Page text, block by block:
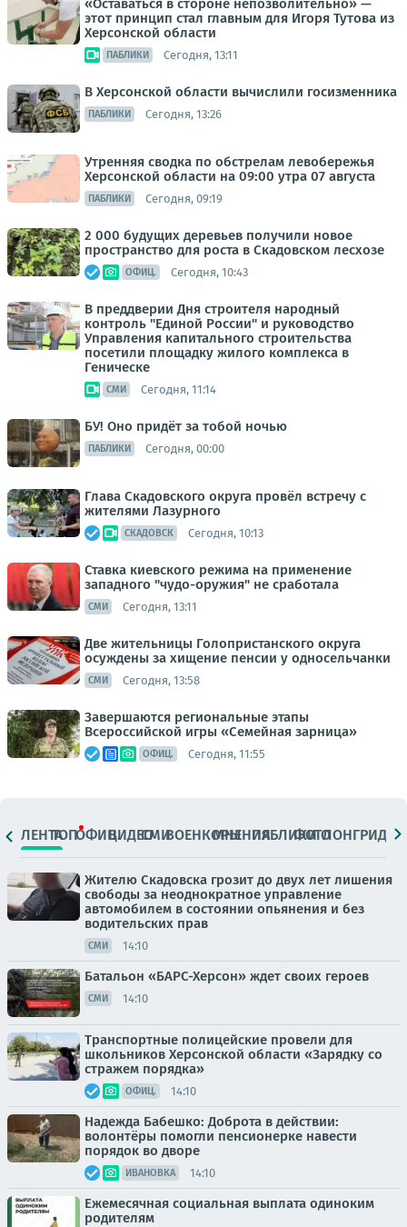
«Оставаться в стороне непозволительно» —
этот принцип стал главным для Игоря Тутова из
Херсонской области
ПАБЛИКИ Сегодня, 13:11
В Херсонской области вычислили госизменника
ПАБЛИКИ Сегодня, 13:26
Утренняя сводка по обстрелам левобережья
Херсонской области на 09:00 утра 07 августа
ПАБЛИКИ Сегодня, 09:19
2 000 будущих деревьев получили новое
пространство для роста в Скадовском лесхозе
ОФИЦ. Сегодня, 10:43
В преддверии Дня строителя народный
контроль "Единой России" и руководство
Управления капитального строительства
посетили площадку жилого комплекса в
Геническе
СМИ Сегодня, 11:14
БУ! Оно придёт за тобой ночью
ПАБЛИКИ Сегодня, 00:00
Глава Скадовского округа провёл встречу с
жителями Лазурного
СКАДОВСК Сегодня, 10:13
Ставка киевского режима на применение
западного "чудо-оружия" не сработала
СМИ Сегодня, 13:11
Две жительницы Голопристанского округа
осуждены за хищение пенсии у односельчанки
СМИ Сегодня, 13:58
Завершаются региональные этапы
Всероссийской игры «Семейная зарница»
ОФИЦ. Сегодня, 11:55
ЛЕНТАТОПОФИЦ.ВИДЕОСМИВОЕНКОРЫМНЕНИЯПАБЛИКИ
ФОТОЛОНГРИДЫ
Жителю Скадовска грозит до двух лет лишения
свободы за неоднократное управление
автомобилем в состоянии опьянения и без
водительских прав
СМИ 14:10
Батальон «БАРС-Херсон» ждет своих героев
СМИ 14:10
Транспортные полицейские провели для
школьников Херсонской области «Зарядку со
стражем порядка»
ОФИЦ. 14:10
Надежда Бабешко: Доброта в действии:
волонтёры помогли пенсионерке навести
порядок во дворе
ИВАНОВКА 14:10
Ежемесячная социальная выплата одиноким
родителям